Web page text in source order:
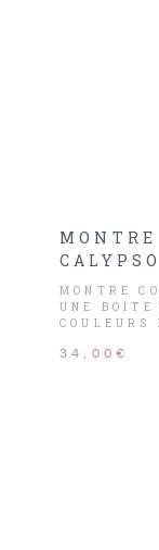
CALYPSO
MONTRE
UNE BOITE
COULEURS
34,00€